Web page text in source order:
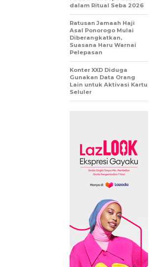
dalam Ritual Seba 2026
Ratusan Jamaah Haji
Asal Ponorogo Mulai
Diberangkatkan,
Suasana Haru Warnai
Pelepasan
Konter XXD Diduga
Gunakan Data Orang
Lain untuk Aktivasi Kartu
Seluler